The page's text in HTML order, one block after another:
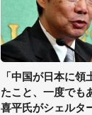
「中国が日本に
たこと、一度でも
喜平氏がシェルタ